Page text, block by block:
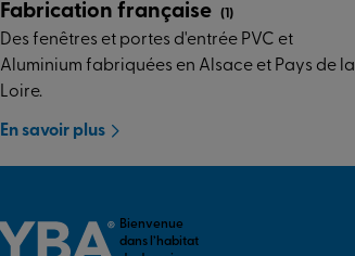
Fabrication française (1)
Des fenêtres et portes d'entrée PVC et
Aluminium fabriquées en Alsace et Pays de la
Loire.
En savoir plus
Bienvenue
dans l’habitat